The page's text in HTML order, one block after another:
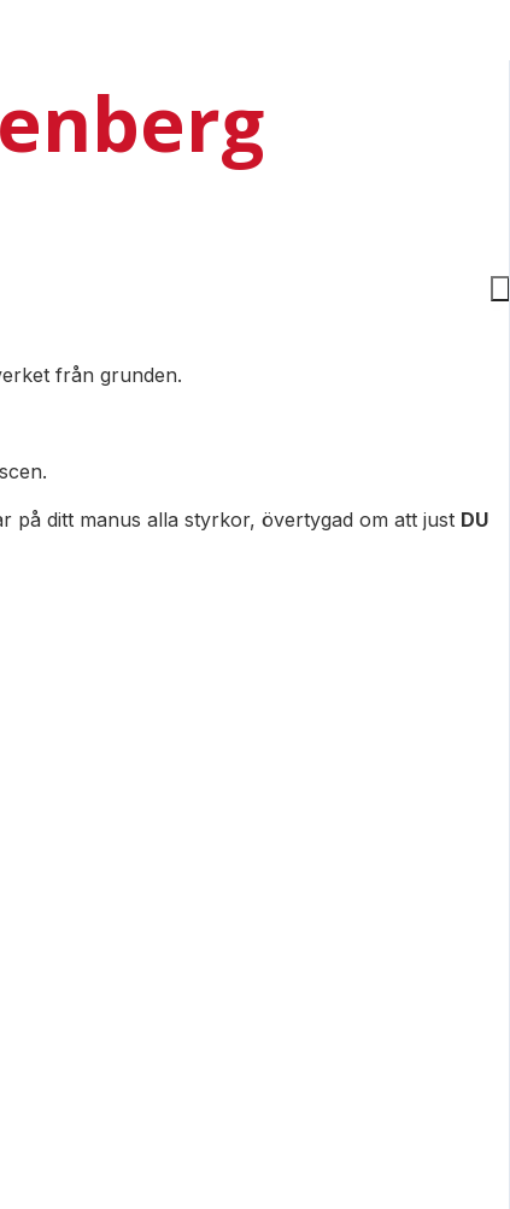
från grunden.
ditt manus alla styrkor, övertygad om att just DU